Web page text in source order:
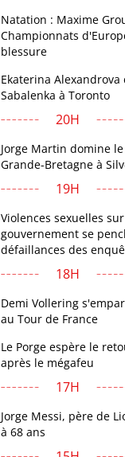
Natation : Maxime
Championnats
blessure
Ekaterina
Sabalenka à Toronto
20H
Jorge Martin domine
Grande-Bretagne à
19H
Violences sexuelles
gouvernement se
défaillances des
18H
Demi Vollering
au Tour de France
Le Porge espère le
après le mégafeu
17H
Jorge Messi, père de
à 68 ans